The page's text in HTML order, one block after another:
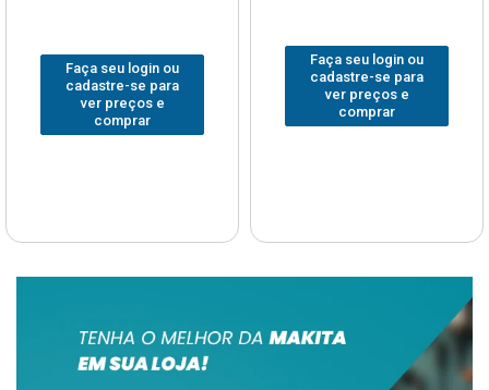
Faça seu login ou
cadastre-se para
ver preços e
comprar
Faça seu login ou
cadastre-se para
ver preços e
comprar